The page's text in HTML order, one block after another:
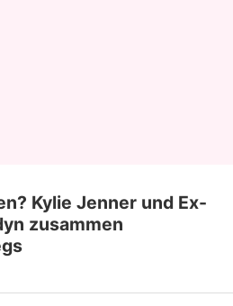
Kylie Jenner und Ex-
zusammen